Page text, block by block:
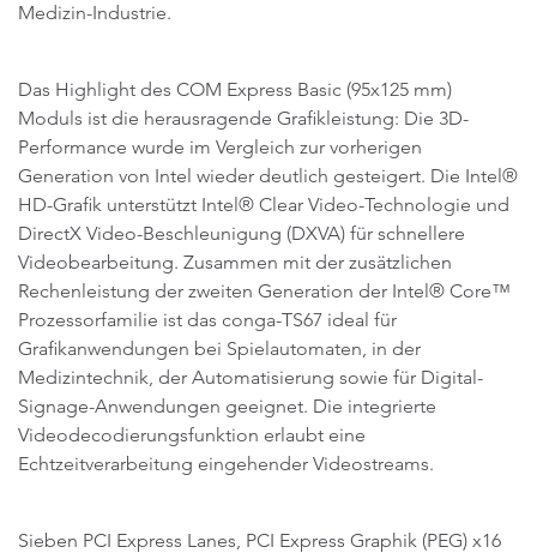
Medizin-Industrie.
Das Highlight des COM Express Basic (95x125 mm)
Moduls ist die herausragende Grafikleistung: Die 3D-
Performance wurde im Vergleich zur vorherigen
Generation von Intel wieder deutlich gesteigert. Die Intel®
HD-Grafik unterstützt Intel® Clear Video-Technologie und
DirectX Video-Beschleunigung (DXVA) für schnellere
Videobearbeitung. Zusammen mit der zusätzlichen
Rechenleistung der zweiten Generation der Intel® Core™
Prozessorfamilie ist das conga-TS67 ideal für
Grafikanwendungen bei Spielautomaten, in der
Medizintechnik, der Automatisierung sowie für Digital-
Signage-Anwendungen geeignet. Die integrierte
Videodecodierungsfunktion erlaubt eine
Echtzeitverarbeitung eingehender Videostreams.
Sieben PCI Express Lanes, PCI Express Graphik (PEG) x16